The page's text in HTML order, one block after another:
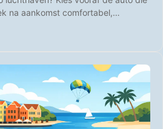
na aankomst comfortabel,